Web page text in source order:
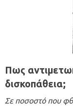
Πως
δισκοπάθεια;
Σε ποσοστό που